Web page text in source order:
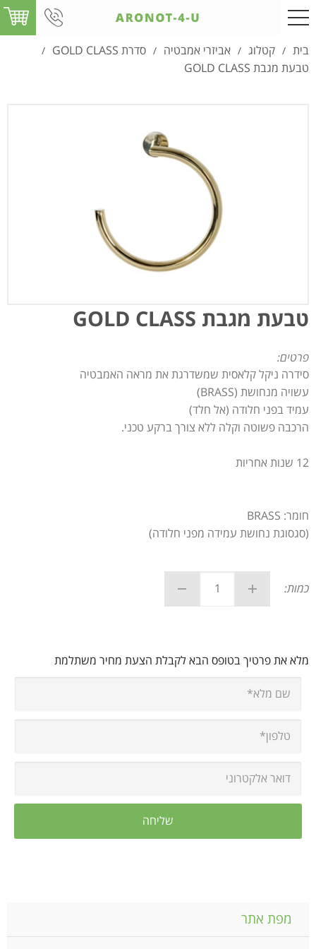
בית / קטלוג / אביזרי אמבטיה / סדרת GOLD CLASS /
טבעת מגבת GOLD CLASS
טבעת מגבת GOLD CLASS
פרטים:
סידרה ניקל קלאסית שמשדרגת את מראה האמבטיה
עשויה מנחושת (BRASS)
עמיד בפני חלודה (אל חלד)
הרכבה פשוטה וקלה ללא צורך ברקע טכני.
12 שנות אחריות
חומר: BRASS
(סגסוגת נחושת עמידה מפני חלודה)
כמות:
מלא את פרטיך בטופס הבא לקבלת הצעת מחיר משתלמת
מפת אתר